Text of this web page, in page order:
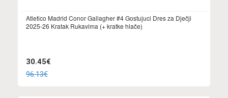
Atletico Madrid Conor Gallagher #4 Gostujuci Dres za Dječji
2025-26 Kratak Rukavima (+ kratke hlače)
30.45€
96.13€